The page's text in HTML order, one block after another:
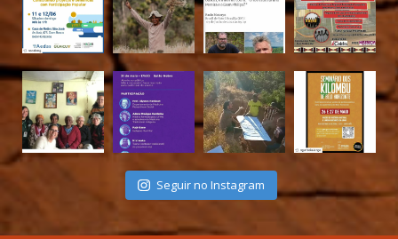
Seguir no Instagram